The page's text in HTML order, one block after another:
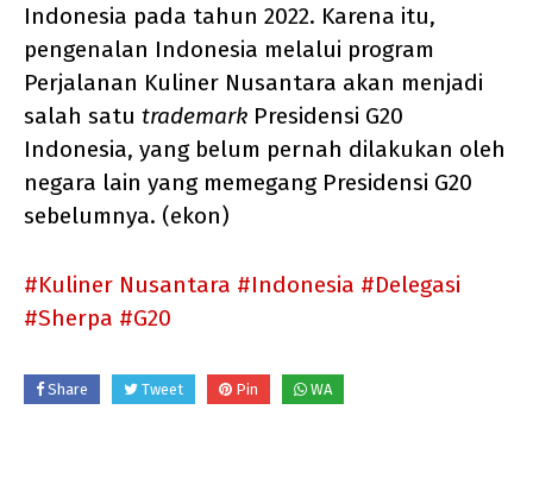
Indonesia pada tahun 2022. Karena itu,
pengenalan Indonesia melalui program
Perjalanan Kuliner Nusantara akan menjadi
salah satu trademark Presidensi G20
Indonesia, yang belum pernah dilakukan oleh
negara lain yang memegang Presidensi G20
sebelumnya. (ekon)
#Kuliner Nusantara #Indonesia #Delegasi
#Sherpa #G20
Share Tweet Pin WA